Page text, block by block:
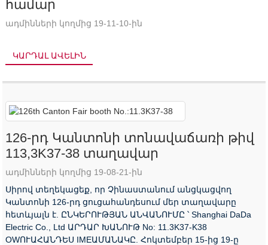
համար
ադմինների կողմից 19-11-10-ին
ԿԱՐԴԱԼ ԱՎԵԼԻՆ
126-րդ Կանտոնի տոնավաճառի թիվ
113,3K37-38 տաղավար
ադմինների կողմից 19-08-21-ին
Սիրով տեղեկացեք, որ Չինաստանում անցկացվող
Կանտոնի 126-րդ ցուցահանդեսում մեր տաղավարը
հետևյալն է. ԸՆԿԵՐՈՒԹՅԱՆ ԱՆՎԱՆՈՒՄԸ ՝ Shanghai DaDa
Electric Co., Ltd ԱՐԴԱՐ ԽԱՆՈՒԹ No: 11.3K37-K38
OWՈՒԱՀԱՆԴԵՍ IMEԱՄԱՆԱԿԸ. Հոկտեմբեր 15-ից 19-ը